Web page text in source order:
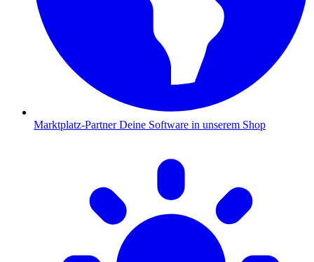
Marktplatz-Partner Deine Software in unserem Shop